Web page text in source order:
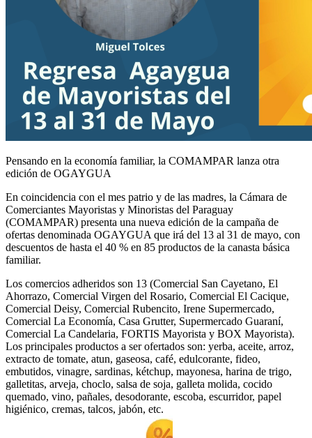
Pensando en la economía familiar, la COMAMPAR lanza otra
edición de OGAYGUA
En coincidencia con el mes patrio y de las madres, la Cámara de
Comerciantes Mayoristas y Minoristas del Paraguay
(COMAMPAR) presenta una nueva edición de la campaña de
ofertas denominada OGAYGUA que irá del 13 al 31 de mayo, con
descuentos de hasta el 40 % en 85 productos de la canasta básica
familiar.
Los comercios adheridos son 13 (Comercial San Cayetano, El
Ahorrazo, Comercial Virgen del Rosario, Comercial El Cacique,
Comercial Deisy, Comercial Rubencito, Irene Supermercado,
Comercial La Economía, Casa Grutter, Supermercado Guaraní,
Comercial La Candelaria, FORTIS Mayorista y BOX Mayorista).
Los principales productos a ser ofertados son: yerba, aceite, arroz,
extracto de tomate, atun, gaseosa, café, edulcorante, fideo,
embutidos, vinagre, sardinas, kétchup, mayonesa, harina de trigo,
galletitas, arveja, choclo, salsa de soja, galleta molida, cocido
quemado, vino, pañales, desodorante, escoba, escurridor, papel
higiénico, cremas, talcos, jabón, etc.